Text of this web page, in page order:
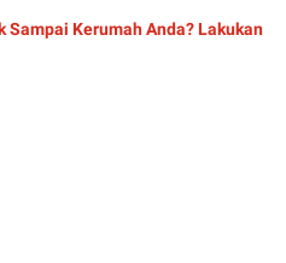
Sampai Kerumah Anda? Lakukan